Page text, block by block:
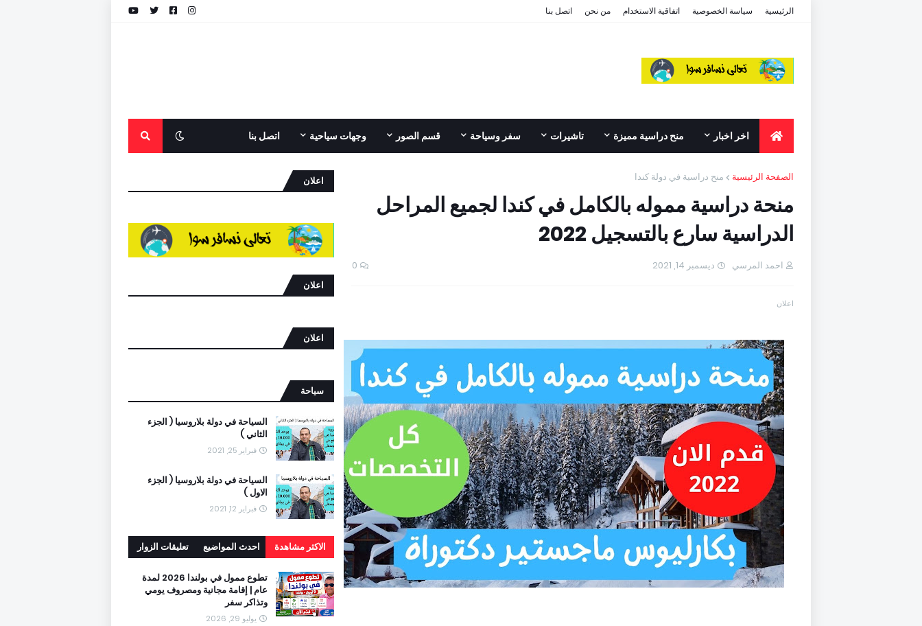
الرئيسية سياسة الخصوصية اتفاقية الاستخدام من نحن اتصل بنا
اخر اخبار منح دراسية مميزة تاشيرات سفر وسياحة قسم الصور وجهات سياحية اتصل بنا
الصفحة الرئيسية منح دراسية في دولة كندا
منحة دراسية مموله بالكامل في كندا لجميع المراحل
الدراسية سارع بالتسجيل 2022
احمد المرسي ديسمبر 14, 2021 0
اعلان
اعلان
اعلان
اعلان
سياحة
السياحة في دولة بلاروسيا ( الجزء
الثاني )
فبراير 25, 2021
السياحة في دولة بلاروسيا ( الجزء
الاول )
فبراير 12, 2021
الاكثر مشاهدة احدث المواضيع تعليقات الزوار
تطوع ممول في بولندا 2026 لمدة
عام | إقامة مجانية ومصروف يومي
وتذاكر سفر
يوليو 29, 2026